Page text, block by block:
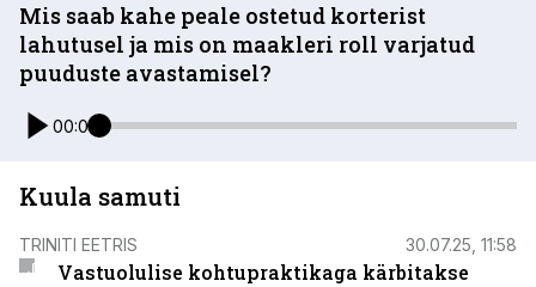
Mis saab kahe peale ostetud korterist
lahutusel ja mis on maakleri roll varjatud
puuduste avastamisel?
00:00
Kuula samuti
TRINITI EETRIS 30.07.25, 11:58
Vastuolulise kohtupraktikaga kärbitakse